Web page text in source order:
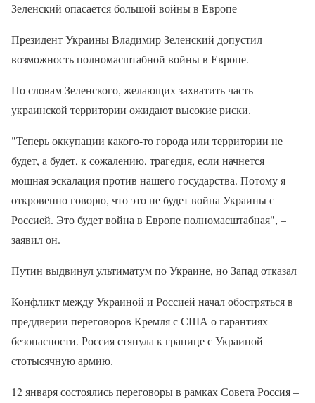
Зеленский опасается большой войны в Европе
Президент Украины Владимир Зеленский допустил
возможность полномасштабной войны в Европе.
По словам Зеленского, желающих захватить часть
украинской территории ожидают высокие риски.
"Теперь оккупации какого-то города или территории не
будет, а будет, к сожалению, трагедия, если начнется
мощная эскалация против нашего государства. Потому я
откровенно говорю, что это не будет война Украины с
Россией. Это будет война в Европе полномасштабная", –
заявил он.
Путин выдвинул ультиматум по Украине, но Запад отказал
Конфликт между Украиной и Россией начал обостряться в
преддверии переговоров Кремля с США о гарантиях
безопасности. Россия стянула к границе с Украиной
стотысячную армию.
12 января состоялись переговоры в рамках Совета Россия –